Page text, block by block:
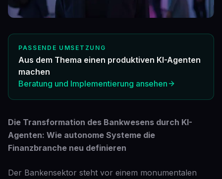
PASSENDE UMSETZUNG
Aus dem Thema einen produktiven KI-Agenten
machen
Beratung und Implementierung ansehen
Die Transformation des Bankwesens durch KI-
Agenten: Wie autonome Systeme die
Finanzbranche neu definieren
Der Bankensektor steht vor einem monumentalen